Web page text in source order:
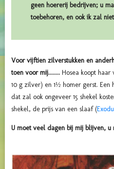
geen hoererij bedrijven; u
toebehoren, en ook ik zal
Voor vijftien zilverstukken en
toen voor mij........ Hosea koopt haar
10 g zilver) en 1½ homer gerst. Een
dat zal ook ongeveer 15 shekel
shekel, de prijs van een slaaf (
U moet veel dagen bij mij blijven, u